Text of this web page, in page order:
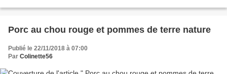
Porc au chou rouge et pommes de terre nature
Publié le 22/11/2018 à 07:00
Par Colinette56